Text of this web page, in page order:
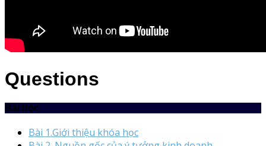
Questions
Bài học
Bài 1.Giới thiệu khóa học